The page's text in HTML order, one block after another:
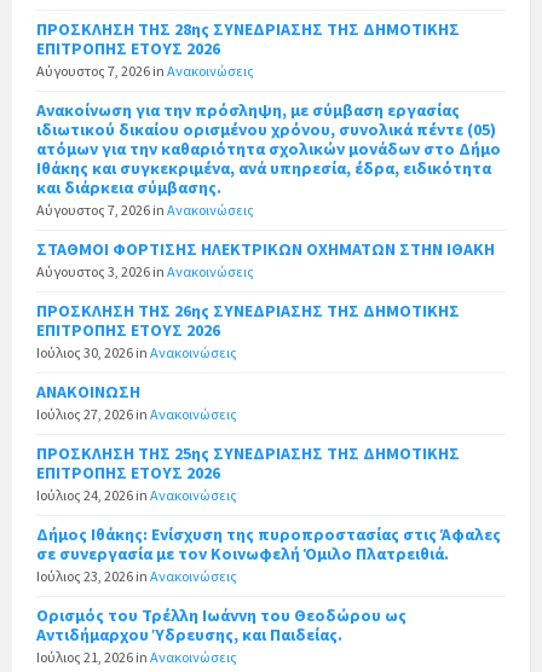
ΠΡΟΣΚΛΗΣΗ ΤΗΣ 28ης ΣΥΝΕΔΡΙΑΣΗΣ ΤΗΣ ΔΗΜΟΤΙΚΗΣ
ΕΠΙΤΡΟΠΗΣ ΕΤΟΥΣ 2026
Αύγουστος 7, 2026 in Ανακοινώσεις
Ανακοίνωση για την πρόσληψη, με σύμβαση εργασίας
ιδιωτικού δικαίου ορισμένου χρόνου, συνολικά πέντε (05)
ατόμων για την καθαριότητα σχολικών μονάδων στο Δήμο
Ιθάκης και συγκεκριμένα, ανά υπηρεσία, έδρα, ειδικότητα
και διάρκεια σύμβασης.
Αύγουστος 7, 2026 in Ανακοινώσεις
ΣΤΑΘΜΟΙ ΦΟΡΤΙΣΗΣ ΗΛΕΚΤΡΙΚΩΝ ΟΧΗΜΑΤΩΝ ΣΤΗΝ ΙΘΑΚΗ
Αύγουστος 3, 2026 in Ανακοινώσεις
ΠΡΟΣΚΛΗΣΗ ΤΗΣ 26ης ΣΥΝΕΔΡΙΑΣΗΣ ΤΗΣ ΔΗΜΟΤΙΚΗΣ
ΕΠΙΤΡΟΠΗΣ ΕΤΟΥΣ 2026
Ιούλιος 30, 2026 in Ανακοινώσεις
ΑΝΑΚΟΙΝΩΣΗ
Ιούλιος 27, 2026 in Ανακοινώσεις
ΠΡΟΣΚΛΗΣΗ ΤΗΣ 25ης ΣΥΝΕΔΡΙΑΣΗΣ ΤΗΣ ΔΗΜΟΤΙΚΗΣ
ΕΠΙΤΡΟΠΗΣ ΕΤΟΥΣ 2026
Ιούλιος 24, 2026 in Ανακοινώσεις
Δήμος Ιθάκης: Ενίσχυση της πυροπροστασίας στις Άφαλες
σε συνεργασία με τον Κοινωφελή Όμιλο Πλατρειθιά.
Ιούλιος 23, 2026 in Ανακοινώσεις
Ορισμός του Τρέλλη Ιωάννη του Θεοδώρου ως
Αντιδήμαρχου Ύδρευσης, και Παιδείας.
Ιούλιος 21, 2026 in Ανακοινώσεις